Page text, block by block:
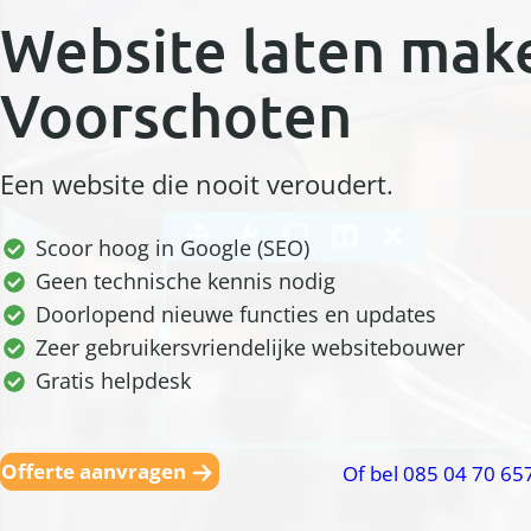
Website laten
Voorschoten
Een website die nooit veroudert.
Scoor hoog in Google (SEO)
Geen technische kennis nodig
Doorlopend nieuwe functies en updates
Zeer gebruikersvriendelijke websitebouwer
Gratis helpdesk
Offerte aanvragen Of bel 085 04 70